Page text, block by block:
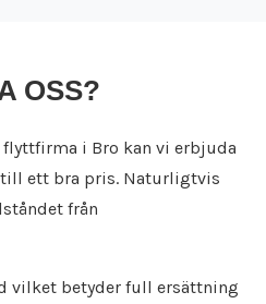
OSS?
i Bro kan vi erbjuda
ett bra pris. Naturligtvis
från
vilket betyder full ersättning